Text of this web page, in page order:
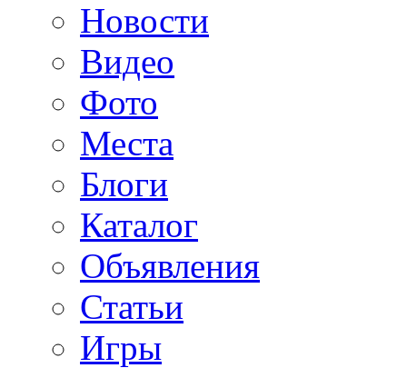
Новости
Видео
Фото
Места
Блоги
Каталог
Объявления
Статьи
Игры